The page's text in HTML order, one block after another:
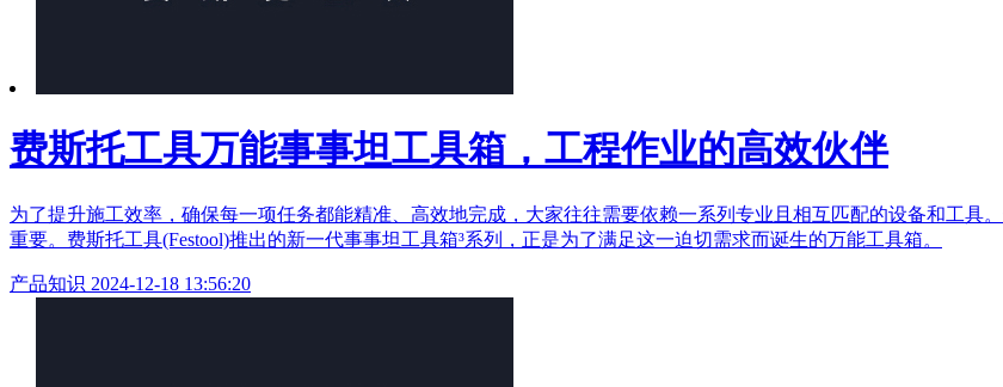
费斯托工具万能事事坦工具箱，工程作业的高效伙伴
为了提升施工效率，确保每一项任务都能精准、高效地完成，大家往往需要依赖一系列专业且相互匹配的设备和工具
重要。费斯托工具(Festool)推出的新一代事事坦工具箱³系列，正是为了满足这一迫切需求而诞生的万能工具箱。
产品知识 2024-12-18 13:56:20